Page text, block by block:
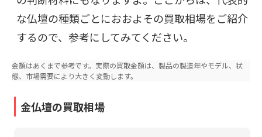
な仏壇の種類ごとにおおよその買取相場をご紹介
するので、参考にしてみてください。
金額はあくまで参考です。実際の買取金額は、製品の製造年やモデル、状
態、市場需要により大きく変動します。
金仏壇の買取相場